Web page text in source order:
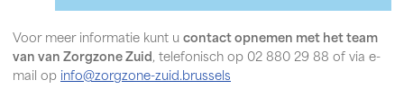
Voor meer informatie kunt u contact opnemen met het team
van van Zorgzone Zuid , telefonisch op 02 880 29 88 of via e-
mail op info@zorgzone-zuid.brussels